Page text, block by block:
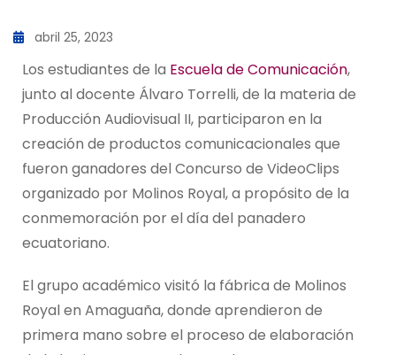
abril 25, 2023
Los estudiantes de la Escuela de Comunicación,
junto al docente Álvaro Torrelli, de la materia de
Producción Audiovisual II, participaron en la
creación de productos comunicacionales que
fueron ganadores del Concurso de VideoClips
organizado por Molinos Royal, a propósito de la
conmemoración por el día del panadero
ecuatoriano.
El grupo académico visitó la fábrica de Molinos
Royal en Amaguaña, donde aprendieron de
primera mano sobre el proceso de elaboración